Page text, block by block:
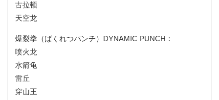
古拉顿
天空龙
爆裂拳（ばくれつパンチ）DYNAMIC PUNCH：
喷火龙
水箭龟
雷丘
穿山王